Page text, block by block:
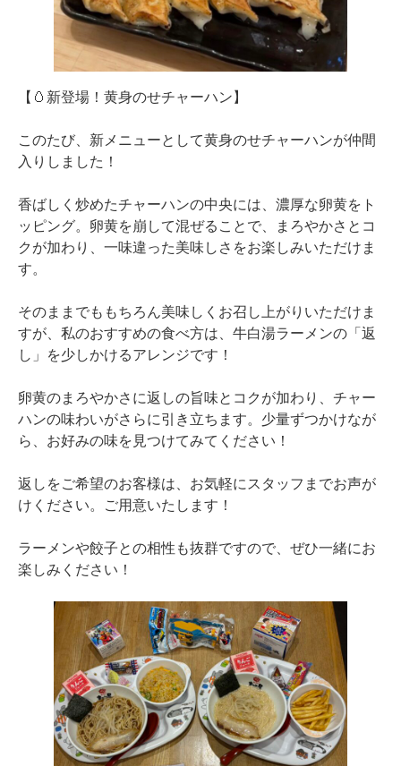
【🥚新登場！黄身のせチャーハン】
このたび、新メニューとして黄身のせチャーハンが仲間
入りしました！
香ばしく炒めたチャーハンの中央には、濃厚な卵黄をト
ッピング。卵黄を崩して混ぜることで、まろやかさとコ
クが加わり、一味違った美味しさをお楽しみいただけま
す。
そのままでももちろん美味しくお召し上がりいただけま
すが、私のおすすめの食べ方は、牛白湯ラーメンの「返
し」を少しかけるアレンジです！
卵黄のまろやかさに返しの旨味とコクが加わり、チャー
ハンの味わいがさらに引き立ちます。少量ずつかけなが
ら、お好みの味を見つけてみてください！
返しをご希望のお客様は、お気軽にスタッフまでお声が
けください。ご用意いたします！
ラーメンや餃子との相性も抜群ですので、ぜひ一緒にお
楽しみください！